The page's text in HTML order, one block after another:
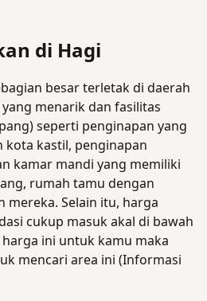
di Hagi
besar terletak di daerah
menarik dan fasilitas
seperti penginapan yang
kastil, penginapan
kamar mandi yang memiliki
rumah tamu dengan
mereka. Selain itu, harga
cukup masuk akal di bawah
ini untuk kamu maka
mencari area ini (Informasi